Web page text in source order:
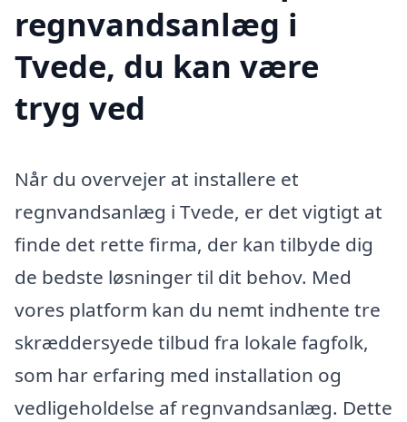
regnvandsanlæg i
Tvede, du kan være
tryg ved
Når du overvejer at installere et
regnvandsanlæg i Tvede, er det vigtigt at
finde det rette firma, der kan tilbyde dig
de bedste løsninger til dit behov. Med
vores platform kan du nemt indhente tre
skræddersyede tilbud fra lokale fagfolk,
som har erfaring med installation og
vedligeholdelse af regnvandsanlæg. Dette